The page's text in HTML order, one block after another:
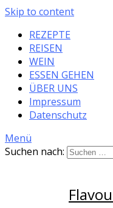
Skip to content
REZEPTE
REISEN
WEIN
ESSEN GEHEN
ÜBER UNS
Impressum
Datenschutz
Menü
Suchen nach: